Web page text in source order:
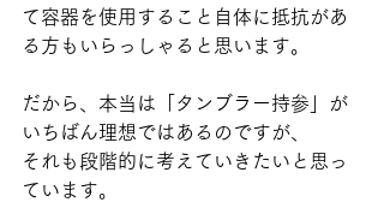
て容器を使用すること自体に抵抗があ
る方もいらっしゃると思います。
だから、本当は「タンブラー持参」が
いちばん理想ではあるのですが、
それも段階的に考えていきたいと思っ
ています。